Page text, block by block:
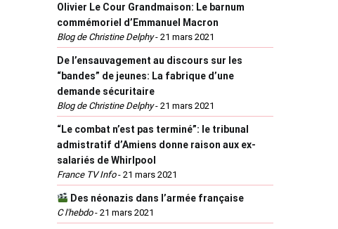
Olivier Le Cour Grandmaison: Le barnum
commémoriel d’Emmanuel Macron
Blog de Christine Delphy- 21 mars 2021
De l’ensauvagement au discours sur les
“bandes” de jeunes: La fabrique d’une
demande sécuritaire
Blog de Christine Delphy- 21 mars 2021
“Le combat n’est pas terminé”: le tribunal
admistratif d’Amiens donne raison aux ex-
salariés de Whirlpool
France TV Info- 21 mars 2021
Des néonazis dans l’armée française
C l'hebdo- 21 mars 2021